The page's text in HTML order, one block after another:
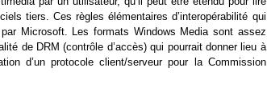
tiers. Ces règles élémentaires d’interopérabilité qui
Microsoft. Les formats Windows Media sont assez
de DRM (contrôle d’accès) qui pourrait donner lieu à
d’un protocole client/serveur pour la Commission